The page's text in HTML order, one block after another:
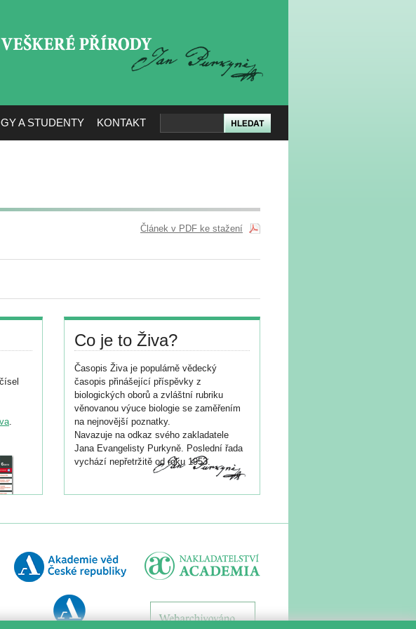
A STUDENTY KONTAKT
Článek v PDF ke stažení
.
Co je to Živa?
Časopis Živa je populárně vědecký
časopis přinášející příspěvky z
biologických oborů a zvláštní rubriku
věnovanou výuce biologie se zaměřením
na nejnovější poznatky.
Navazuje na odkaz svého zakladatele
Jana Evangelisty Purkyně. Poslední řada
vychází nepřetržitě od roku 1953.